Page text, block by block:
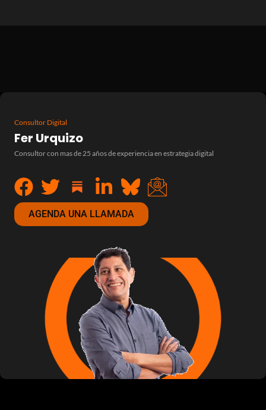
Consultor Digital
Fer Urquizo
Consultor con mas de 25 años de experiencia en estrategia digital
AGENDA UNA LLAMADA